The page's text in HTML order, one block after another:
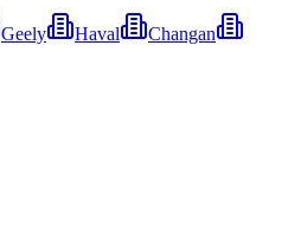
Geely Haval
Changan